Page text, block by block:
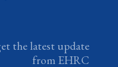
the latest update
from EHRC